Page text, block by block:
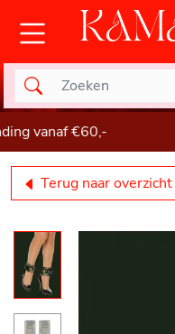
€60,-
Terug naar overzicht